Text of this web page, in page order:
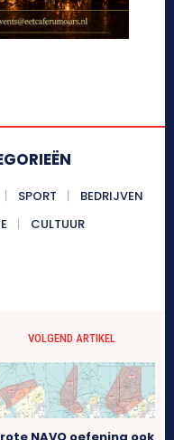
SPORT
BEDRIJVEN
CULTUUR
VOLGEND ARTIKEL